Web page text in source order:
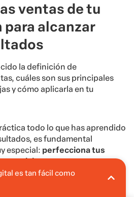
ventas de tu
alcanzar
la definición de
cuáles son sus principales
y cómo aplicarla en tu
todo lo que has aprendido
es fundamental
especial: perfecciona tus
tu nicho.
algunas buenas fuentes
crear tu producto digital
es tan fácil como